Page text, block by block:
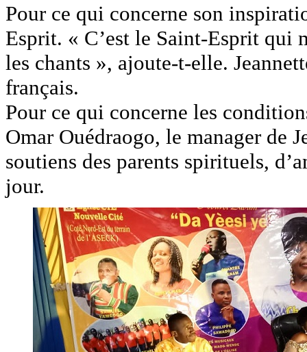
Pour ce qui concerne son
Esprit. « C’est le Saint-Esprit qui
les chants », ajoute-t-elle.
français.
Pour ce qui concerne les
Omar Ouédraogo, le manager de
soutiens des parents spirituels,
jour.